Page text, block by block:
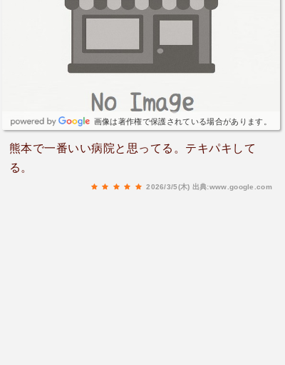
画像は著作権で保護されている場合があります。
熊本で一番いい病院と思ってる。テキパキして
る。
2026/3/5(木) 出典:www.google.com